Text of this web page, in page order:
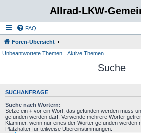
Allrad-LKW-
FAQ
Foren-Übersicht
Unbeantwortete Themen
Aktive Themen
Suche
SUCHANFRAGE
Suche nach Wörtern:
Setze ein + vor ein Wort, das gefunden werden muss
gefunden werden darf. Verwende mehrere Wörter
Klammer, wenn nur eines der Wörter gefunden werden
Platzhalter für teilweise Übereinstimmungen.